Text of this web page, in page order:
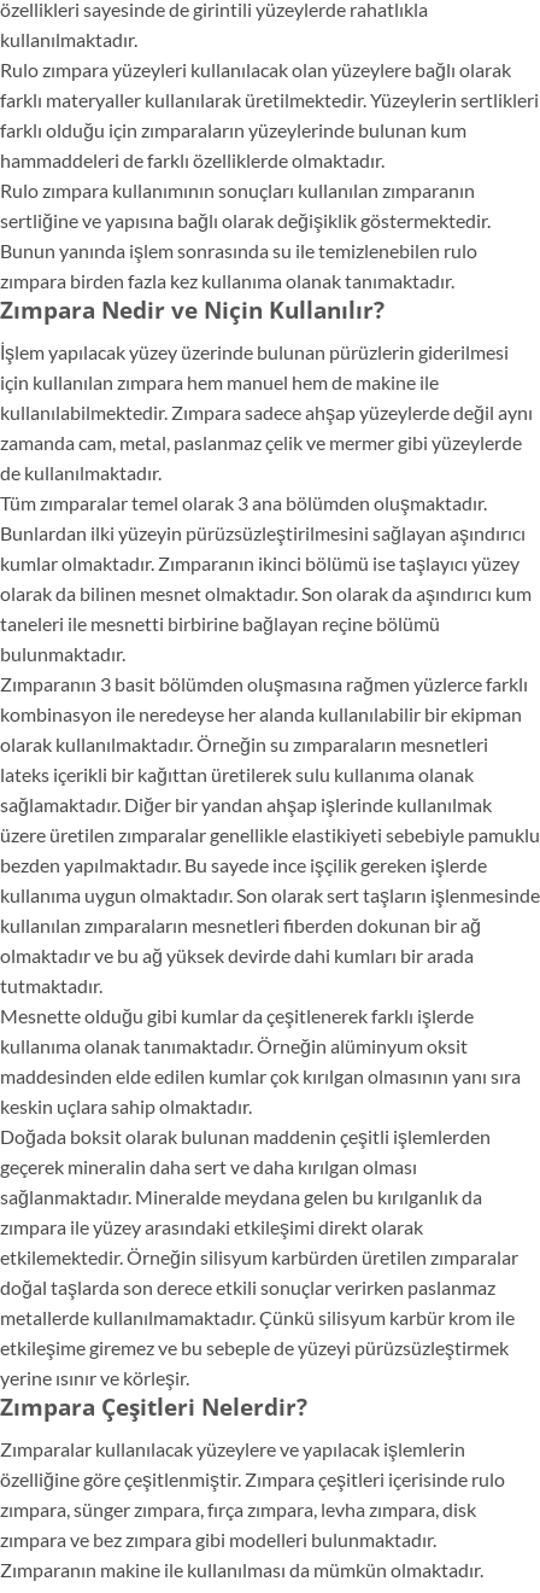
özellikleri sayesinde de girintili yüzeylerde rahatlıkla
kullanılmaktadır.
Rulo zımpara yüzeyleri kullanılacak olan yüzeylere bağlı olarak
farklı materyaller kullanılarak üretilmektedir. Yüzeylerin sertlikleri
farklı olduğu için zımparaların yüzeylerinde bulunan kum
hammaddeleri de farklı özelliklerde olmaktadır.
Rulo zımpara kullanımının sonuçları kullanılan zımparanın
sertliğine ve yapısına bağlı olarak değişiklik göstermektedir.
Bunun yanında işlem sonrasında su ile temizlenebilen rulo
zımpara birden fazla kez kullanıma olanak tanımaktadır.
Zımpara Nedir ve Niçin Kullanılır?
İşlem yapılacak yüzey üzerinde bulunan pürüzlerin giderilmesi
için kullanılan zımpara hem manuel hem de makine ile
kullanılabilmektedir. Zımpara sadece ahşap yüzeylerde değil aynı
zamanda cam, metal, paslanmaz çelik ve mermer gibi yüzeylerde
de kullanılmaktadır.
Tüm zımparalar temel olarak 3 ana bölümden oluşmaktadır.
Bunlardan ilki yüzeyin pürüzsüzleştirilmesini sağlayan aşındırıcı
kumlar olmaktadır. Zımparanın ikinci bölümü ise taşlayıcı yüzey
olarak da bilinen mesnet olmaktadır. Son olarak da aşındırıcı kum
taneleri ile mesnetti birbirine bağlayan reçine bölümü
bulunmaktadır.
Zımparanın 3 basit bölümden oluşmasına rağmen yüzlerce farklı
kombinasyon ile neredeyse her alanda kullanılabilir bir ekipman
olarak kullanılmaktadır. Örneğin su zımparaların mesnetleri
lateks içerikli bir kağıttan üretilerek sulu kullanıma olanak
sağlamaktadır. Diğer bir yandan ahşap işlerinde kullanılmak
üzere üretilen zımparalar genellikle elastikiyeti sebebiyle pamuklu
bezden yapılmaktadır. Bu sayede ince işçilik gereken işlerde
kullanıma uygun olmaktadır. Son olarak sert taşların işlenmesinde
kullanılan zımparaların mesnetleri fiberden dokunan bir ağ
olmaktadır ve bu ağ yüksek devirde dahi kumları bir arada
tutmaktadır.
Mesnette olduğu gibi kumlar da çeşitlenerek farklı işlerde
kullanıma olanak tanımaktadır. Örneğin alüminyum oksit
maddesinden elde edilen kumlar çok kırılgan olmasının yanı sıra
keskin uçlara sahip olmaktadır.
Doğada boksit olarak bulunan maddenin çeşitli işlemlerden
geçerek mineralin daha sert ve daha kırılgan olması
sağlanmaktadır. Mineralde meydana gelen bu kırılganlık da
zımpara ile yüzey arasındaki etkileşimi direkt olarak
etkilemektedir. Örneğin silisyum karbürden üretilen zımparalar
doğal taşlarda son derece etkili sonuçlar verirken paslanmaz
metallerde kullanılmamaktadır. Çünkü silisyum karbür krom ile
etkileşime giremez ve bu sebeple de yüzeyi pürüzsüzleştirmek
yerine ısınır ve körleşir.
Zımpara Çeşitleri Nelerdir?
Zımparalar kullanılacak yüzeylere ve yapılacak işlemlerin
özelliğine göre çeşitlenmiştir. Zımpara çeşitleri içerisinde rulo
zımpara, sünger zımpara, fırça zımpara, levha zımpara, disk
zımpara ve bez zımpara gibi modelleri bulunmaktadır.
Zımparanın makine ile kullanılması da mümkün olmaktadır.